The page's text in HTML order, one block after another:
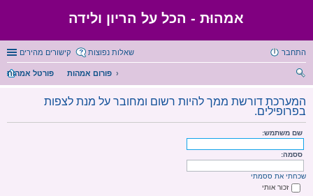
אמהוּת - הכל על הריון ולידה
קישורים מהירים שאלות נפוצות התחבר
פורטל אמהות
פורום אמהות
ש
המערכת דורשת ממך להיות רשום ומחובר על מנת לצפות
בפרופילים.
שם משתמש:
ססמה:
שכחתי את ססמתי
זכור אותי